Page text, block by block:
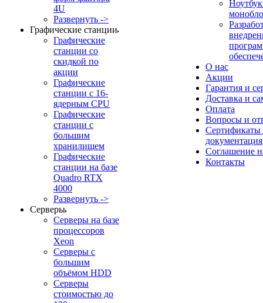
4U
Развернуть ->
Графические станции
Графические
станции со
скидкой по
акции
Графические
станции с 16-
ядерным CPU
Графические
станции с
большим
хранилищем
Графические
станции на базе
Quadro RTX
4000
Развернуть ->
Серверы
Серверы на базе
процессоров
Xeon
Серверы с
большим
объёмом HDD
Серверы
стоимостью до
О нас
Акции
Гарантия и
Доставка и
Оплата
Вопросы и
Сертификаты
документация
Соглашение
Контакты